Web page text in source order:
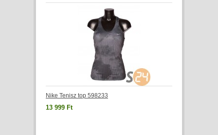
Nike Tenisz top 598233
13 999 Ft